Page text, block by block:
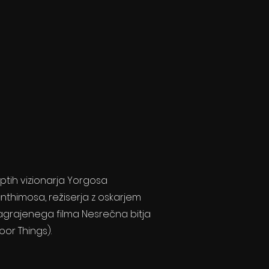
vizionarja Yorgosa
režiserja z oskarjem
filma Nesrečna bitja
Things).